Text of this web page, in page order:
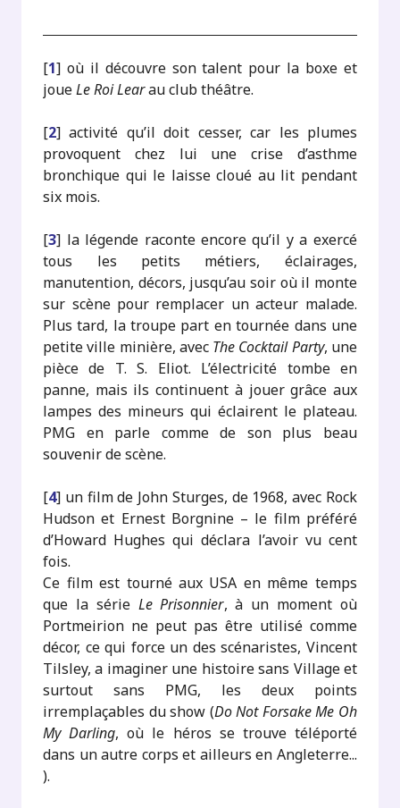
[1] où il découvre son talent pour la boxe et
joueLe Roi Learau club théâtre.
[2]activité qu’il doit cesser, car les plumes
provoquent chez lui une crise d’asthme
bronchique qui le laisse cloué au lit pendant
six mois.
[3] la légende raconte encore qu’il y a exercé
tous les petits métiers, éclairages,
manutention, décors, jusqu’au soir où il monte
sur scène pour remplacer un acteur malade.
Plus tard, la troupe part en tournée dans une
petite ville minière, avec The Cocktail Party, une
pièce de T. S. Eliot. L’électricité tombe en
panne, mais ils continuent à jouer grâce aux
lampes des mineurs qui éclairent le plateau.
PMG en parle comme de son plus beau
souvenir de scène.
[4] un film de John Sturges, de 1968, avec Rock
Hudson et Ernest Borgnine – le film préféré
d’Howard Hughes qui déclara l’avoir vu cent
fois.
Ce film est tourné aux USA en même temps
que la série Le Prisonnier, à un moment où
Portmeirion ne peut pas être utilisé comme
décor, ce qui force un des scénaristes, Vincent
Tilsley, a imaginer une histoire sans Village et
surtout sans PMG, les deux points
irremplaçables du show (Do Not Forsake Me Oh
My Darling, où le héros se trouve téléporté
dans un autre corps et ailleurs en Angleterre...
).